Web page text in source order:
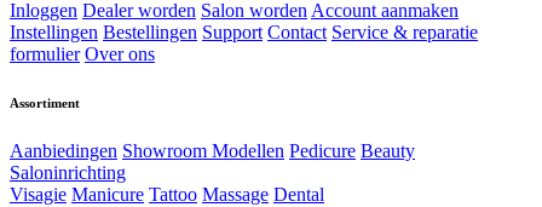
Inloggen Dealer worden Salon worden Account aanmaken
Instellingen Bestellingen Support Contact Service & reparatie
formulier Over ons
Assortiment
Aanbiedingen Showroom Modellen Pedicure Beauty
Saloninrichting
Visagie Manicure Tattoo Massage Dental